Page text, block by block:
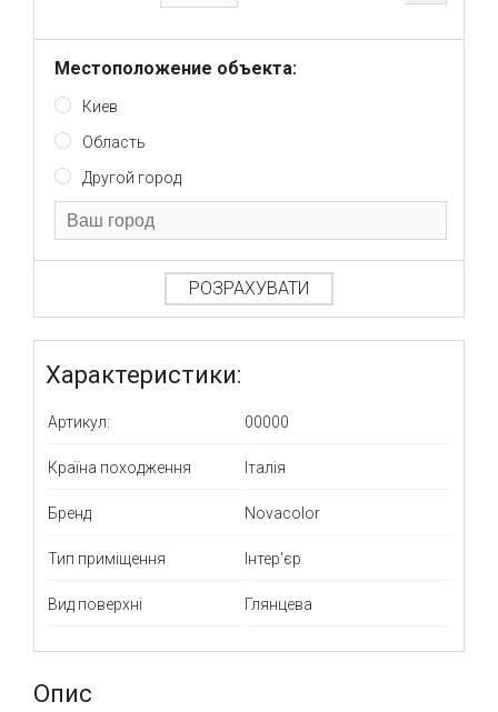
Местоположение объекта:
Киев
Область
Другой город
РОЗРАХУВАТИ
Характеристики:
Артикул: 00000
Країна походження Італія
Бренд Novacolor
Тип приміщення Інтер'єр
Вид поверхні Глянцева
Опис